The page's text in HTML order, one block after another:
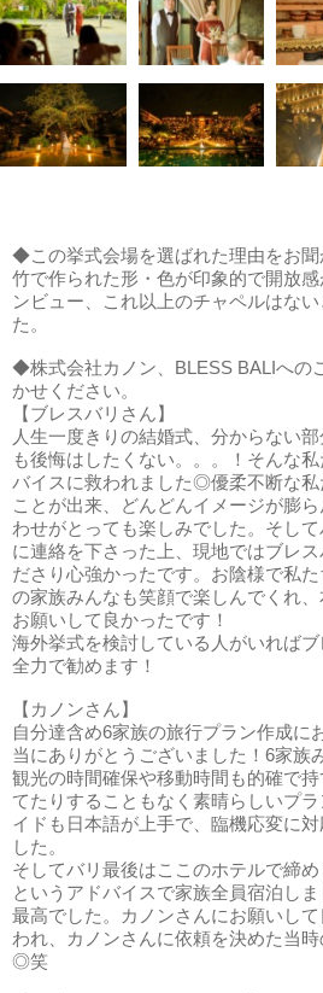
◆この挙式会場を選ばれた理由をお聞
竹で作られた形・色が印象的で開放
ンビュー、これ以上のチャペルはな
た。
◆株式会社カノン、BLESS BALIへの
かせください。
【ブレスバリさん】
人生一度きりの結婚式、分からない
も後悔はしたくない。。。！そんな
バイスに救われました◎優柔不断な私
ことが出来、どんどんイメージが膨
わせがとっても楽しみでした。そし
に連絡を下さった上、現地ではブレ
ださり心強かったです。お陰様で私
の家族みんなも笑顔で楽しんでくれ
お願いして良かったです！
海外挙式を検討している人がいれば
全力で勧めます！
【カノンさん】
自分達含め6家族の旅行プラン作成に
当にありがとうございました！6家
観光の時間確保や移動時間も的確で
てたりすることもなく素晴らしいプ
イドも日本語が上手で、臨機応変に
した。
そしてバリ最後はここのホテルで締
というアドバイスで家族全員宿泊し
最高でした。カノンさんにお願いし
われ、カノンさんに依頼を決めた当
◎笑